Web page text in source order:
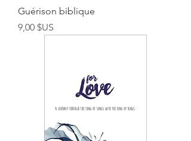
Guérison biblique
Prix
9,00 $US